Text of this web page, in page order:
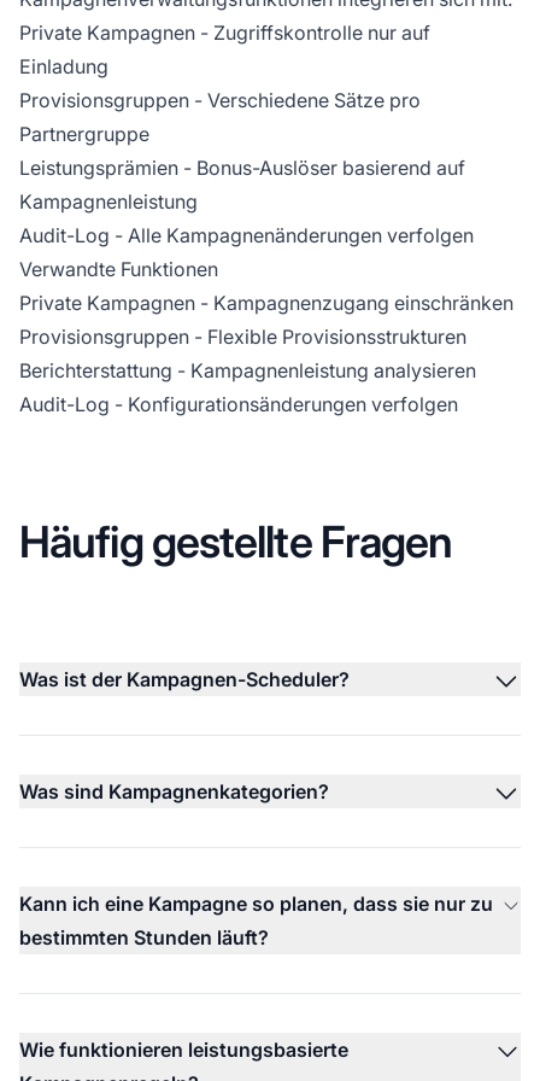
Private Kampagnen - Zugriffskontrolle nur auf
Einladung
Provisionsgruppen - Verschiedene Sätze pro
Partnergruppe
Leistungsprämien - Bonus-Auslöser basierend auf
Kampagnenleistung
Audit-Log - Alle Kampagnenänderungen verfolgen
Verwandte Funktionen
Private Kampagnen - Kampagnenzugang einschränken
Provisionsgruppen - Flexible Provisionsstrukturen
Berichterstattung - Kampagnenleistung analysieren
Audit-Log - Konfigurationsänderungen verfolgen
Häufig gestellte Fragen
Was ist der Kampagnen-Scheduler?
Was sind Kampagnenkategorien?
Kann ich eine Kampagne so planen, dass sie nur zu
bestimmten Stunden läuft?
Wie funktionieren leistungsbasierte